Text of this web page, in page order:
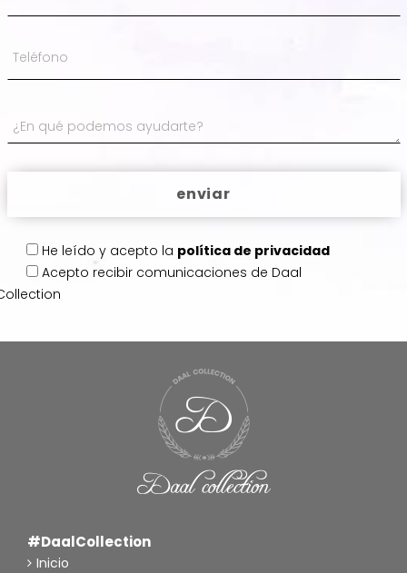
He leído y acepto la política de privacidad
Acepto recibir comunicaciones de Daal
#DaalCollection
Inicio